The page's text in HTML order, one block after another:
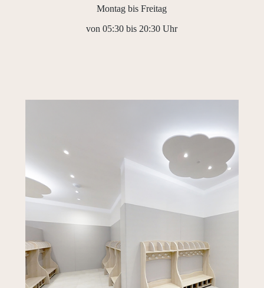
Montag bis Freitag
von 05:30 bis 20:30 Uhr